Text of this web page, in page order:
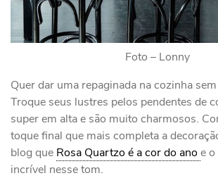
Foto – Lonny
Quer dar uma repaginada na cozinha
Troque seus lustres pelos pendentes de
super em alta e são muito charmosos.
toque final que mais completa a
blog que Rosa Quartzo é a cor do ano e
incrível nesse tom.